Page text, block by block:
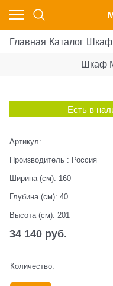
Главная Каталог
Шкаф
Есть в
Артикул:
Производитель : Россия
Ширина (см): 160
Глубина (см): 40
Высота (см): 201
34 140 руб.
Количество: